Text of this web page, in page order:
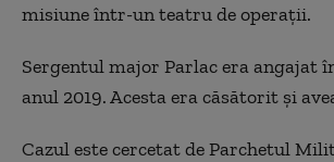
misiune într-un teatru de operaţii.
Sergentul major Parlac era angajat
anul 2019. Acesta era căsătorit şi
Cazul este cercetat de Parchetul